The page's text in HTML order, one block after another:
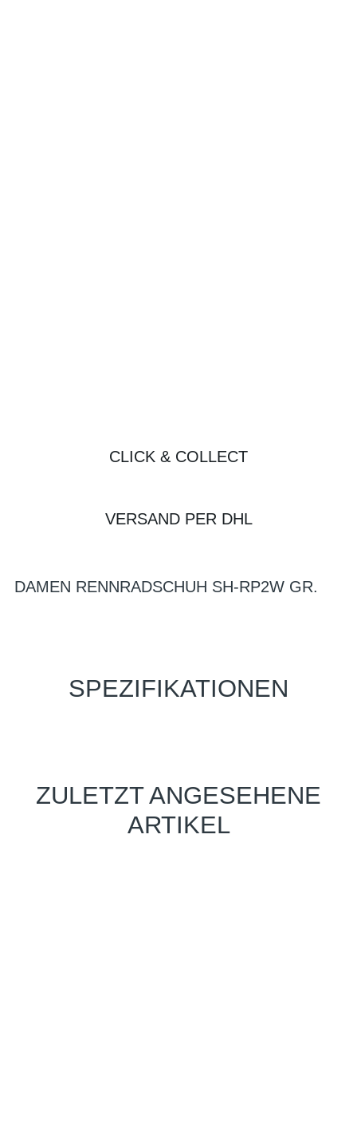
CLICK & COLLECT
VERSAND PER DHL
DAMEN RENNRADSCHUH SH-RP2W GR.
SPEZIFIKATIONEN
ZULETZT ANGESEHENE
ARTIKEL